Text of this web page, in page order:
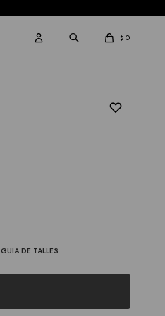
$ 0
GUIA DE TALLES